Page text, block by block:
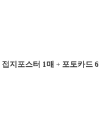
접지포스터 1매 + 포토카드 6